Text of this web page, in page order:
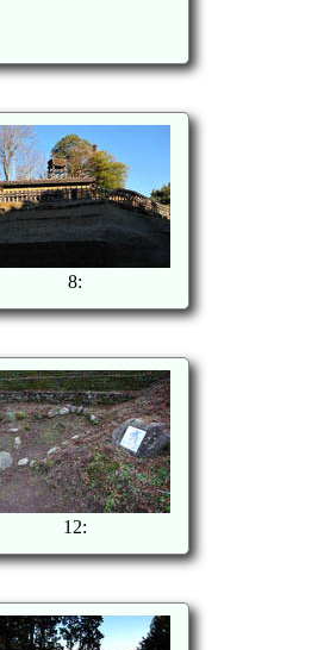
8:
12: